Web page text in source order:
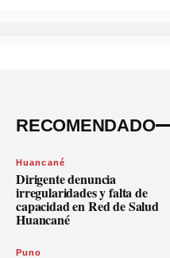
RECOMENDADO
Huancané
Dirigente denuncia
irregularidades y falta de
capacidad en Red de Salud
Huancané
Puno